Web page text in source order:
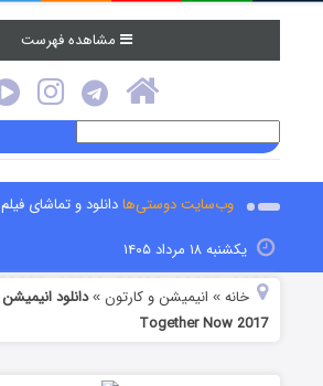
مشاهده فهرست
وب‌سایت دوستی‌هادانلود و تماشای فیلم
یکشنبه ۱۸ مرداد ۱۴۰۵
خانه » انیمیشن و کارتون »
Together Now 2017